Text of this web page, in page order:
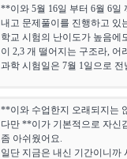
**이와 5월 16일 부터 6월 6일
내고 문제풀이를 진행하고 있
학교 시험의 난이도가 높음에
이 2,3 개 떨어지는 구조라,
과학 시험일은 7월 1일으로
**이와 수업한지 오래되지는
다만 **이가 기본적으로 자신
좀 아쉬웠어요.
일단 지금은 내신 기간이니까